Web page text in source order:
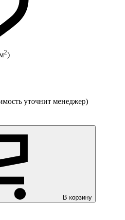
2)
уточнит менеджер)
В корзину